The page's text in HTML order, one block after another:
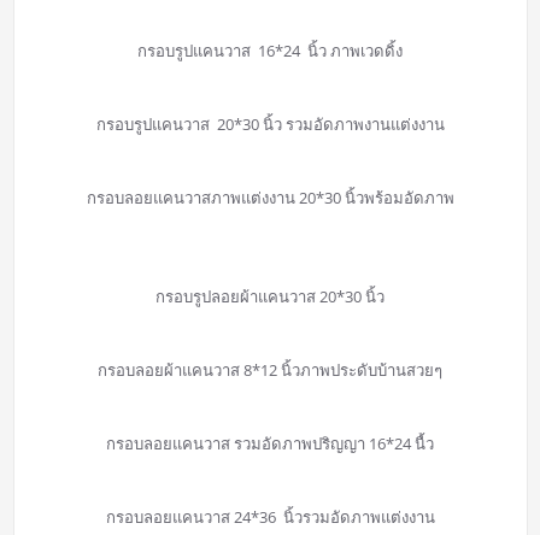
กรอบรูปแคนวาส 16*24 นิ้ว ภาพเวดดิ้ง
กรอบรูปแคนวาส 20*30 นิ้ว รวมอัดภาพงานแต่งงาน
กรอบลอยแคนวาสภาพแต่งงาน 20*30 นิ้วพร้อมอัดภาพ
กรอบรูปลอยผ้าแคนวาส 20*30 นิ้ว
กรอบลอยผ้าแคนวาส 8*12 นิ้วภาพประดับบ้านสวยๆ
กรอบลอยแคนวาส รวมอัดภาพปริญญา 16*24 นื้ว
กรอบลอยแคนวาส 24*36 นิ้วรวมอัดภาพแต่งงาน